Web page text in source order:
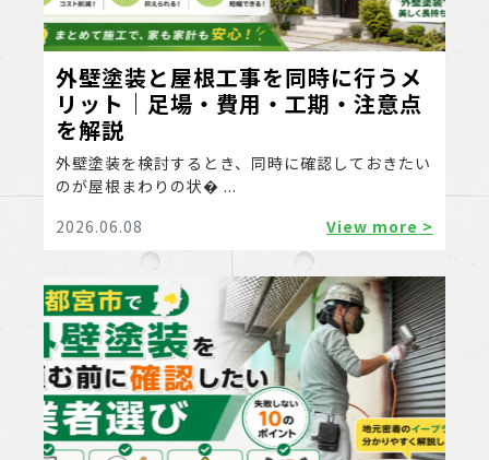
外壁塗装と屋根工事を同時に行うメ
リット｜足場・費用・工期・注意点
を解説
外壁塗装を検討するとき、同時に確認しておきたい
のが屋根まわりの状� ...
2026.06.08
View more >